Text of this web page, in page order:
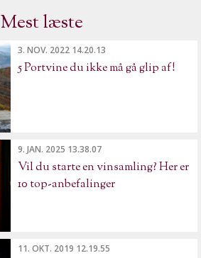
Mest læste
3. NOV. 2022 14.20.13
5 Portvine du ikke må gå glip af!
9. JAN. 2025 13.38.07
Vil du starte en vinsamling? Her er
10 top-anbefalinger
11. OKT. 2019 12.19.55